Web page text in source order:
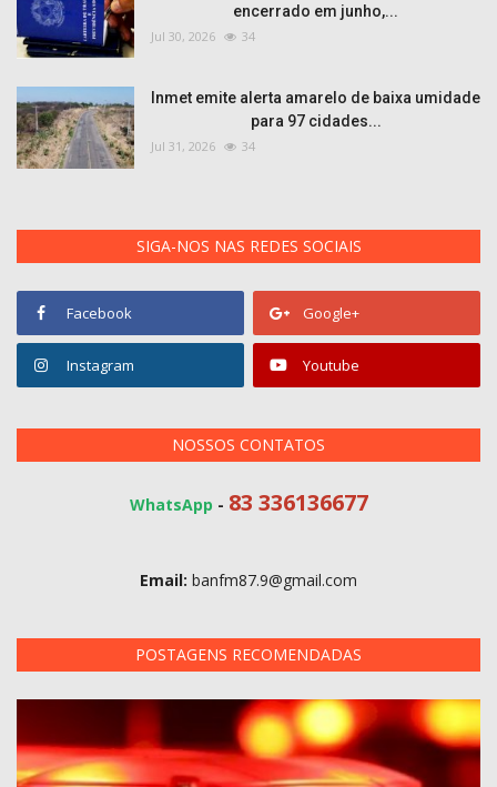
encerrado em junho,...
Jul 30, 2026 34
Inmet emite alerta amarelo de baixa umidade
para 97 cidades...
Jul 31, 2026 34
SIGA-NOS NAS REDES SOCIAIS
Facebook Google+
Instagram Youtube
NOSSOS CONTATOS
WhatsApp - 83 336136677
Email: banfm87.9@gmail.com
POSTAGENS RECOMENDADAS